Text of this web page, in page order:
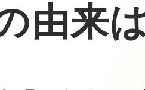
由来